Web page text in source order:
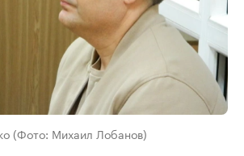
(Фото: Михаил Лобанов)